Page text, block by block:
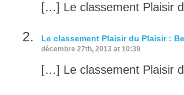
[…] Le classement Plaisir
Le classement Plaisir du Plaisir :
décembre 27th, 2013 at 10:39
[…] Le classement Plaisir